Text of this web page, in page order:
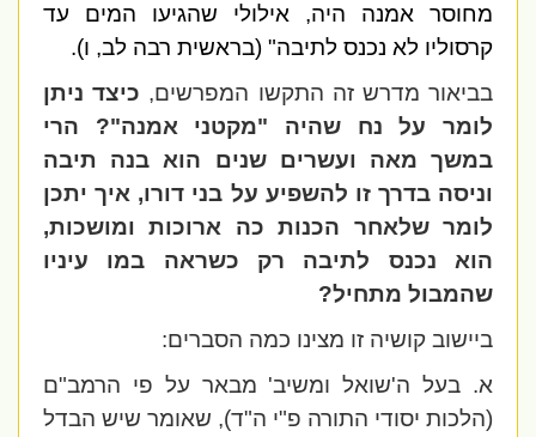
מחוסר אמנה היה, אילולי שהגיעו המים עד
קרסוליו לא נכנס לתיבה" (בראשית רבה לב, ו).
בביאור מדרש זה התקשו המפרשים,כיצד ניתן
לומר על נח שהיה "מקטני אמנה"? הרי
במשך מאה ועשרים שנים הוא בנה תיבה
וניסה בדרך זו להשפיע על בני דורו, איך יתכן
לומר שלאחר הכנות כה ארוכות ומושכות,
הוא נכנס לתיבה רק כשראה במו עיניו
שהמבול מתחיל?
ביישוב קושיה זו מצינו כמה הסברים:
א. בעל ה'שואל ומשיב' מבאר על פי הרמב"ם
(הלכות יסודי התורה פ"י ה"ד), שאומר שיש הבדל